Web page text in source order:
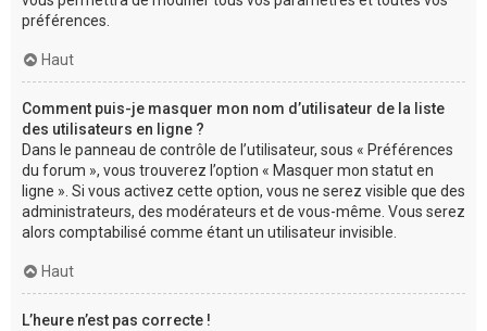
préférences.
Haut
Comment puis-je masquer mon nom d’utilisateur de la liste
des utilisateurs en ligne ?
Dans le panneau de contrôle de l’utilisateur, sous « Préférences
du forum », vous trouverez l’option « Masquer mon statut en
ligne ». Si vous activez cette option, vous ne serez visible que des
administrateurs, des modérateurs et de vous-même. Vous serez
alors comptabilisé comme étant un utilisateur invisible.
Haut
L’heure n’est pas correcte !